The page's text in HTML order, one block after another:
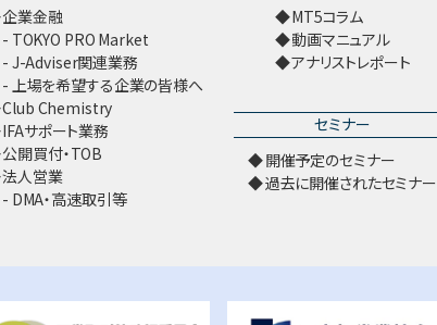
企業金融
TOKYO PRO Market
J-Adviser関連業務
上場を希望する企業の皆様へ
Club Chemistry
IFAサポート業務
公開買付・TOB
法人営業
DMA・高速取引等
MT5コラム
動画マニュアル
アナリストレポート
セミナー
開催予定のセミナー
過去に開催されたセミナー